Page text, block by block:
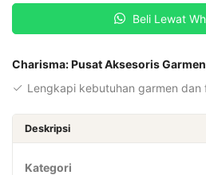
Beli Lewat
Charisma: Pusat Aksesoris
Lengkapi kebutuhan garmen dan
Deskripsi
Kategori